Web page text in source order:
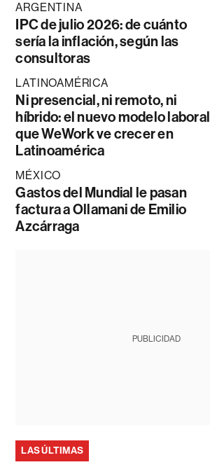
ARGENTINA
IPC de julio 2026: de cuánto
sería la inflación, según las
consultoras
LATINOAMÉRICA
Ni presencial, ni remoto, ni
híbrido: el nuevo modelo laboral
que WeWork ve crecer en
Latinoamérica
MÉXICO
Gastos del Mundial le pasan
factura a Ollamani de Emilio
Azcárraga
PUBLICIDAD
LAS ÚLTIMAS